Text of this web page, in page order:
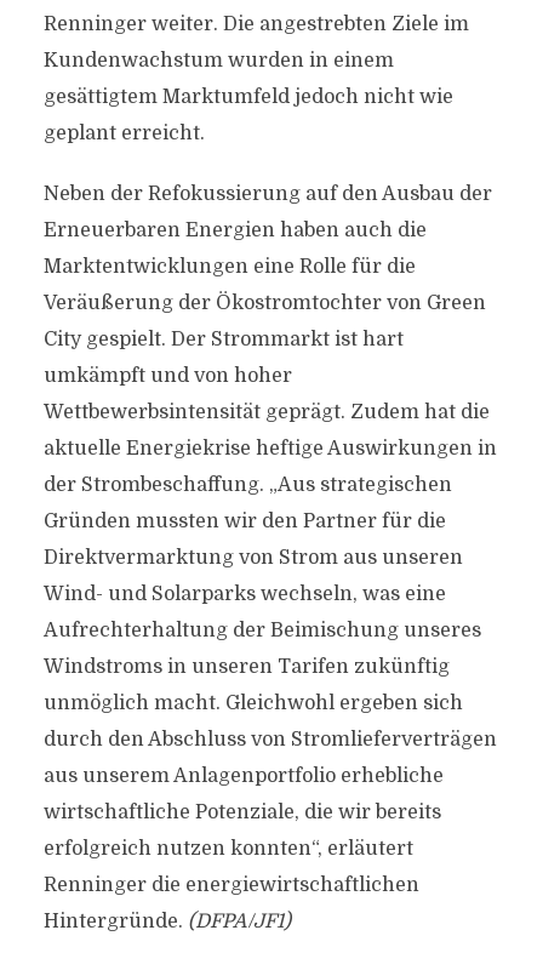
Renninger weiter. Die angestrebten Ziele im
Kundenwachstum wurden in einem
gesättigtem Marktumfeld jedoch nicht wie
geplant erreicht.
Neben der Refokussierung auf den Ausbau der
Erneuerbaren Energien haben auch die
Marktentwicklungen eine Rolle für die
Veräußerung der Ökostromtochter von Green
City gespielt. Der Strommarkt ist hart
umkämpft und von hoher
Wettbewerbsintensität geprägt. Zudem hat die
aktuelle Energiekrise heftige Auswirkungen in
der Strombeschaffung. „Aus strategischen
Gründen mussten wir den Partner für die
Direktvermarktung von Strom aus unseren
Wind- und Solarparks wechseln, was eine
Aufrechterhaltung der Beimischung unseres
Windstroms in unseren Tarifen zukünftig
unmöglich macht. Gleichwohl ergeben sich
durch den Abschluss von Stromlieferverträgen
aus unserem Anlagenportfolio erhebliche
wirtschaftliche Potenziale, die wir bereits
erfolgreich nutzen konnten“, erläutert
Renninger die energiewirtschaftlichen
Hintergründe. (DFPA/JF1)